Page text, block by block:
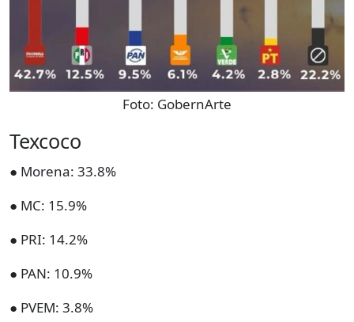
Foto: GobernArte
Texcoco
● Morena: 33.8%
● MC: 15.9%
● PRI: 14.2%
● PAN: 10.9%
● PVEM: 3.8%